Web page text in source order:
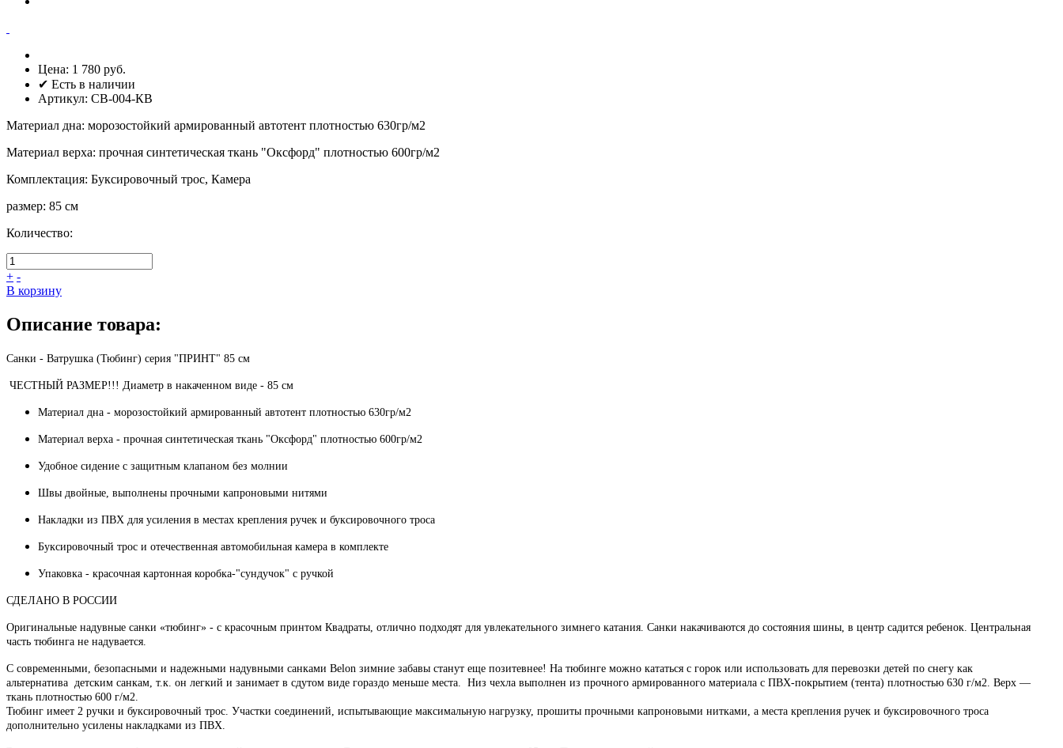
Цена: 1 780 руб.
✔ Есть в наличии
Артикул: СВ-004-КВ
Материал дна: морозостойкий армированный автотент плотностью 630гр/м2
Материал верха: прочная синтетическая ткань "Оксфорд" плотностью 600гр/м2
Комплектация: Буксировочный трос, Камера
размер: 85 см
Количество:
+ -
В корзину
Описание товара:
Санки - Ватрушка (Тюбинг) серия "ПРИНТ" 85 см
ЧЕСТНЫЙ РАЗМЕР!!! Диаметр в накаченном виде - 85 см
Материал дна - морозостойкий армированный автотент плотностью 630гр/м2
Материал верха - прочная синтетическая ткань "Оксфорд" плотностью 600гр/м2
Удобное сидение с защитным клапаном без молнии
Швы двойные, выполнены прочными капроновыми нитями
Накладки из ПВХ для усиления в местах крепления ручек и буксировочного троса
Буксировочный трос и отечественная автомобильная камера в комплекте
Упаковка - красочная картонная коробка-"сундучок" с ручкой
СДЕЛАНО В РОССИИ
Оригинальные надувные санки «тюбинг» - с красочным принтом Квадраты, отлично подходят для увлекательного зимнего катания. Санки накачиваются до состояния шины, в центр садится ребенок. Центральная
часть тюбинга не надувается.
С современными, безопасными и надежными надувными санками Belon зимние забавы станут еще позитевнее! На тюбинге можно кататься с горок или использовать для перевозки детей по снегу как
альтернатива детским санкам, т.к. он легкий и занимает в сдутом виде гораздо меньше места. Низ чехла выполнен из прочного армированного материала с ПВХ-покрытием (тента) плотностью 630 г/м2. Верх —
ткань плотностью 600 г/м2.
Тюбинг имеет 2 ручки и буксировочный трос. Участки соединений, испытывающие максимальную нагрузку, прошиты прочными капроновыми нитками, а места крепления ручек и буксировочного троса
дополнительно усилены накладками из ПВХ.